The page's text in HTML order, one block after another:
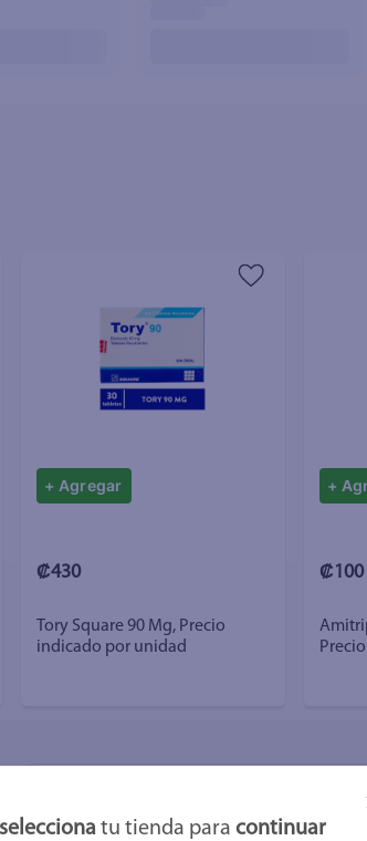
+ Agregar
₡430
Tory Square 90 Mg, Precio
indicado por unidad
+
₡100
selecciona tu tienda para continuar